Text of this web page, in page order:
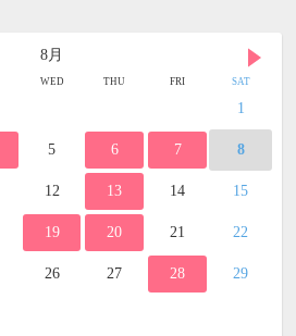
8月
WED THU FRI SAT
1
5 6 7 8
12 13 14 15
19 20 21 22
26 27 28 29